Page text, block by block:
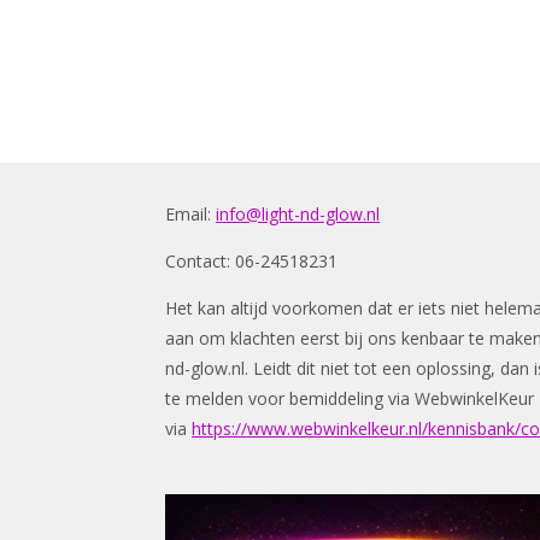
Email: info@light-nd-glow.nl
Contact: 06-24518231
Het kan altijd voorkomen dat er iets niet
aan om klachten eerst bij ons kenbaar te
nd-glow.nl. Leidt dit niet tot een oplossing, dan
te melden voor bemiddeling via WebwinkelKeur
via https://www.webwinkelkeur.nl/kennisbank/